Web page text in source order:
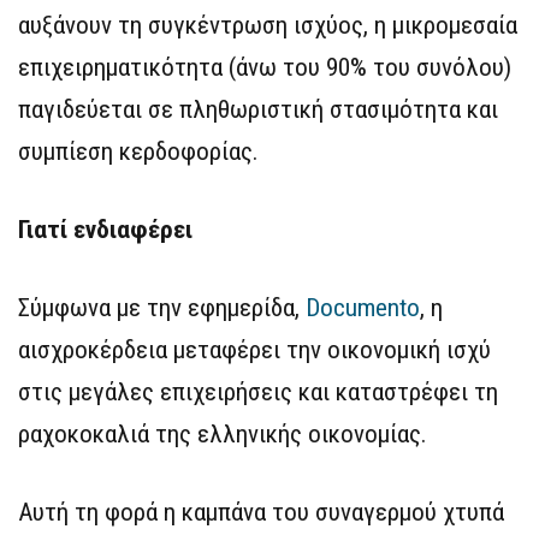
αυξάνουν τη συγκέντρωση ισχύος, η μικρομεσαία
επιχειρηματικότητα (άνω του 90% του συνόλου)
παγιδεύεται σε πληθωριστική στασιμότητα και
συμπίεση κερδοφορίας.
Γιατί ενδιαφέρει
Σύμφωνα με την εφημερίδα, Documento, η
αισχροκέρδεια μεταφέρει την οικονομική ισχύ
στις μεγάλες επιχειρήσεις και καταστρέφει τη
ραχοκοκαλιά της ελληνικής οικονομίας.
Αυτή τη φορά η καμπάνα του συναγερμού χτυπά